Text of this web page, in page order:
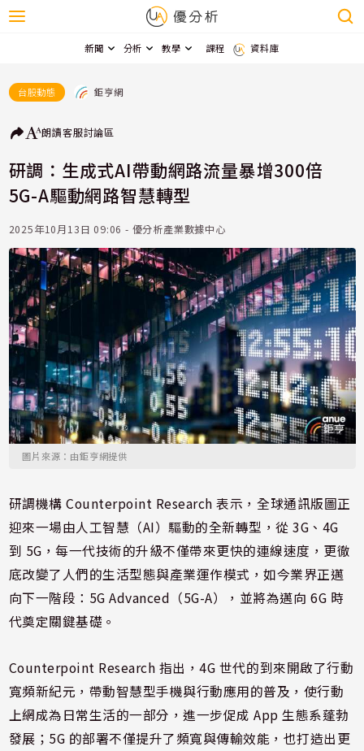
新聞 分析 教學 課程 資料庫
台股動態 鉅亨網
朗讀客服討論區
研調：生成式AI帶動網路流量暴增300倍
5G-A驅動網路智慧轉型
2025年10月13日 09:06 - 優分析產業數據中心
圖片來源：由鉅亨網提供
研調機構 Counterpoint Research 表示，全球通訊版圖正
迎來一場由人工智慧（AI）驅動的全新轉型，從 3G、4G
到 5G，每一代技術的升級不僅帶來更快的連線速度，更徹
底改變了人們的生活型態與產業運作模式，如今業界正邁
向下一階段：5G Advanced（5G-A），並將為邁向 6G 時
代奠定關鍵基礎。
Counterpoint Research 指出，4G 世代的到來開啟了行動
寬頻新紀元，帶動智慧型手機與行動應用的普及，使行動
上網成為日常生活的一部分，進一步促成 App 生態系蓬勃
發展；5G 的部署不僅提升了頻寬與傳輸效能，也打造出更